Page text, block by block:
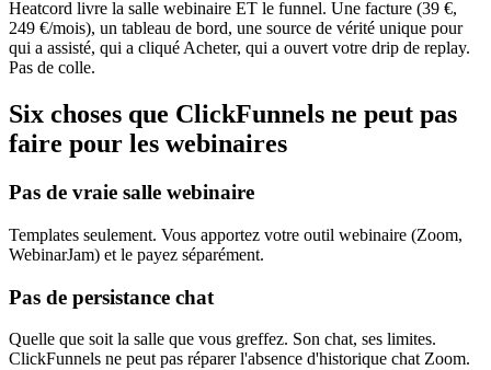
Heatcord livre la salle webinaire ET le funnel. Une facture (39 €,
249 €/mois), un tableau de bord, une source de vérité unique pour
qui a assisté, qui a cliqué Acheter, qui a ouvert votre drip de replay.
Pas de colle.
Six choses que ClickFunnels ne peut pas
faire pour les webinaires
Pas de vraie salle webinaire
Templates seulement. Vous apportez votre outil webinaire (Zoom,
WebinarJam) et le payez séparément.
Pas de persistance chat
Quelle que soit la salle que vous greffez. Son chat, ses limites.
ClickFunnels ne peut pas réparer l'absence d'historique chat Zoom.